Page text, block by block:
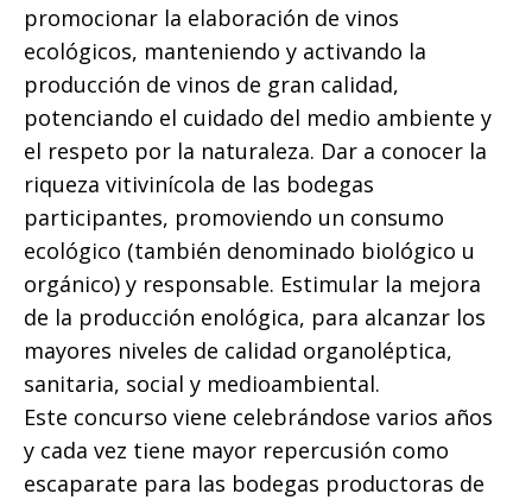
promocionar la elaboración de vinos
ecológicos, manteniendo y activando la
producción de vinos de gran calidad,
potenciando el cuidado del medio ambiente y
el respeto por la naturaleza. Dar a conocer la
riqueza vitivinícola de las bodegas
participantes, promoviendo un consumo
ecológico (también denominado biológico u
orgánico) y responsable. Estimular la mejora
de la producción enológica, para alcanzar los
mayores niveles de calidad organoléptica,
sanitaria, social y medioambiental.
Este concurso viene celebrándose varios años
y cada vez tiene mayor repercusión como
escaparate para las bodegas productoras de